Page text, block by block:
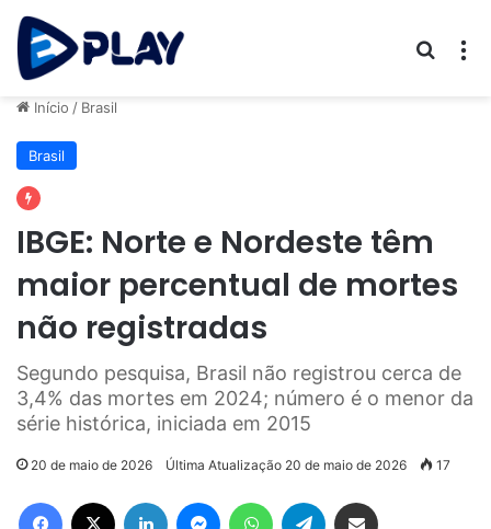
Início / Brasil
Brasil
IBGE: Norte e Nordeste têm
maior percentual de mortes
não registradas
Segundo pesquisa, Brasil não registrou cerca de
3,4% das mortes em 2024; número é o menor da
série histórica, iniciada em 2015
20 de maio de 2026 Última Atualização 20 de maio de 2026 17
Facebook Linkedin MessengerWhatsAppTelegram